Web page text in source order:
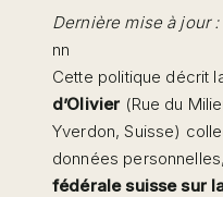
Dernière mise à jour :
nn
Cette politique décrit
d’Olivier (Rue du
Yverdon, Suisse)
données
fédérale suisse sur